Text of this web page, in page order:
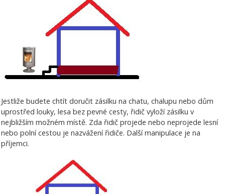
Jestliže budete chtít doručit zásilku na chatu, chalupu nebo dům
uprostřed louky, lesa bez pevné cesty, řidič vyloží zásilku v
nejbližším možném místě. Zda řidič projede nebo neprojede lesní
nebo polní cestou je nazvážení řidiče. Další manipulace je na
příjemci.